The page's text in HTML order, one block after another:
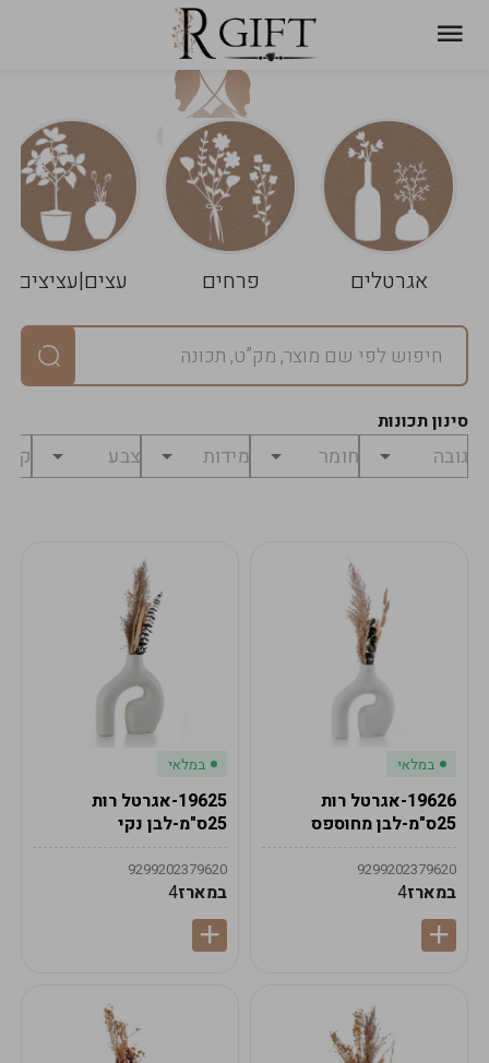
אגרטלים פרחים עצים|עציצים
סינון תכונות
במלאי
19626-אגרטל רות
25ס"מ-לבן מחוספס
9299202379620
במארז4
במלאי
19625-אגרטל רות
25ס"מ-לבן נקי
9299202379620
במארז4
עגלת
שלך
ניקוי
הסל
במארז
מחיר
לפני
₪0
לתשלום